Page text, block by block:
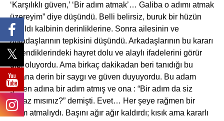
‘Karşılıklı güven,’ ‘Bir adım atmak’… Galiba o adımı atmak
üzereyim” diye düşündü. Belli belirsiz, buruk bir hüzün
yayıldı kalbinin derinliklerine. Sonra ailesinin ve
arkadaşlarının tepkisini düşündü. Arkadaşlarının bu kararı
öğrendiklerindeki hayret dolu ve alaylı ifadelerini görür
gibi oluyordu. Ama birkaç dakikadan beri tanıdığı bu
insana derin bir saygı ve güven duyuyordu. Bu adam
güven adına bir adım atmış ve ona : “Bir adım da siz
atmaz mısınız?” demişti. Evet… Her şeye rağmen bir
adım atmalıydı. Başını ağır ağır kaldırdı; kısık ama kararlı